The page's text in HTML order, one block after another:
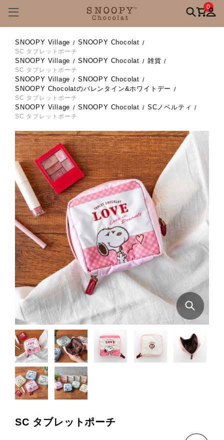
0
SNOOPY Village SNOOPY Chocolat
SC タブレットポーチ
SNOOPY Village SNOOPY Chocolat 雑貨
SC タブレットポーチ
SNOOPY Village
SNOOPY Chocolat
SNOOPY Chocolatのバレンタイン&ホワイトデー
SC タブレットポーチ
SNOOPY Village SNOOPY Chocolat SCノベルティ
SC タブレットポーチ
SC タブレットポーチ